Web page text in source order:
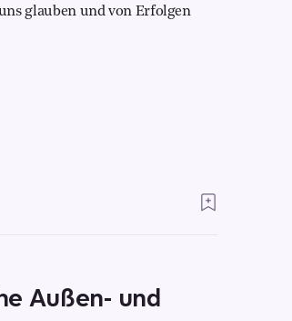
glauben und von Erfolgen
Außen- und